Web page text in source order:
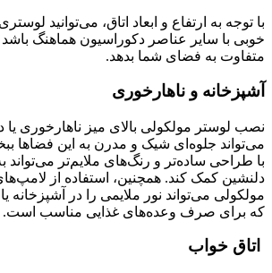
با توجه به ارتفاع و ابعاد اتاق، می‌توانید
خوبی با سایر عناصر دکوراسیون هماهنگ باشد
متفاوت به فضای شما بدهد.
آشپزخانه و ناهارخوری
نصب لوستر مولکولی بالای میز ناهارخوری یا
می‌تواند جلوه‌ای شیک و مدرن به این فضاها
با طراحی ساده‌تر و رنگ‌های ملایم‌تر می‌تواند
مولکولی می‌تواند نور ملایمی را در آشپزخانه
که برای صرف وعده‌های غذایی مناسب است.
اتاق خواب